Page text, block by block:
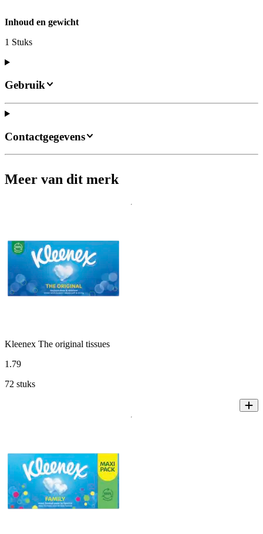
Inhoud en gewicht
1 Stuks
Gebruik
Contactgegevens
Meer van dit merk
Kleenex The original tissues
1 .79
72 stuks